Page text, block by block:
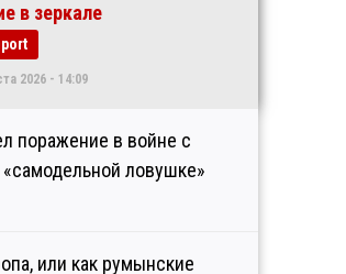
в зеркале
2026 - 14:09
поражение в войне с
ловушке»
или как румынские